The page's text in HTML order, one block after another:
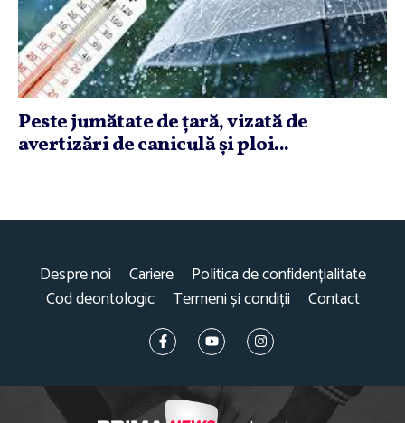
Peste jumătate de ţară, vizată de
avertizări de caniculă şi ploi...
Despre noi Cariere
Politica de confidențialitate
Cod deontologic
Termeni și condiții Contact